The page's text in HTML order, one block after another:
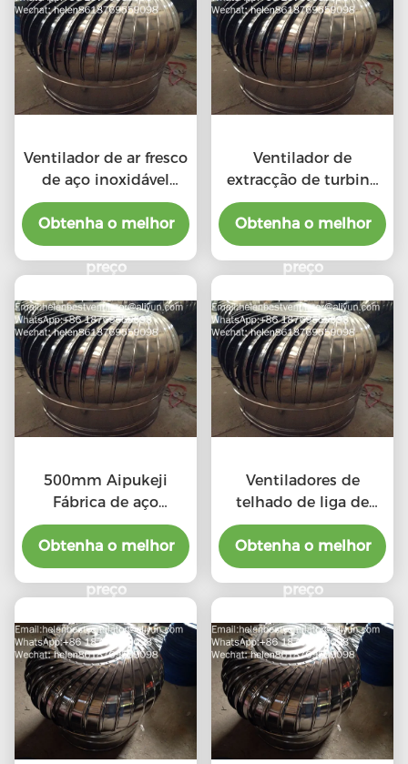
Ventilador de ar fresco
de aço inoxidável
industrial de 500 mm
Obtenha o melhor
preço
Ventilador de
extracção de turbina
de telhado industrial
de 500 mm
Obtenha o melhor
preço
500mm Aipukeji
Fábrica de aço
inoxidável Ventilação
de ar
Obtenha o melhor
preço
Ventiladores de
telhado de liga de
alumínio de 500 mm
sem motor
Obtenha o melhor
preço